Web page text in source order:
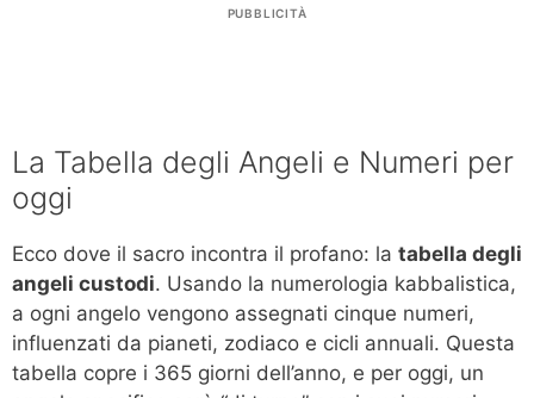
PUBBLICITÀ
La Tabella degli Angeli e Numeri per
oggi
Ecco dove il sacro incontra il profano: la tabella degli
angeli custodi. Usando la numerologia kabbalistica,
a ogni angelo vengono assegnati cinque numeri,
influenzati da pianeti, zodiaco e cicli annuali. Questa
tabella copre i 365 giorni dell’anno, e per oggi, un